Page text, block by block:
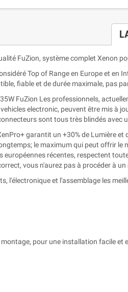
FuZion, système complet Xenon
Top of Range en Europe et
fiable et de durée maximale, pas
FuZion Les professionnels,
electronic, peuvent être mis à
sont tous très blindés
garantit un +30% de Lumière
le maximum qui peut offrir
européennes récentes, respectent
vous n'aurez pas à procéder à
l'électronique et l'assemblage les
pour une installation facile et